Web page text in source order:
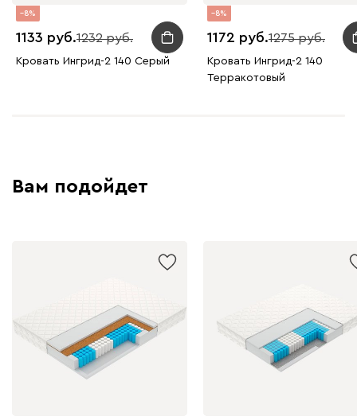
8
1133 1232
Кровать Ингрид-2 140 Серый
8
1172 1275
Кровать Ингрид-2 140
Терракотовый
Вам подойдет